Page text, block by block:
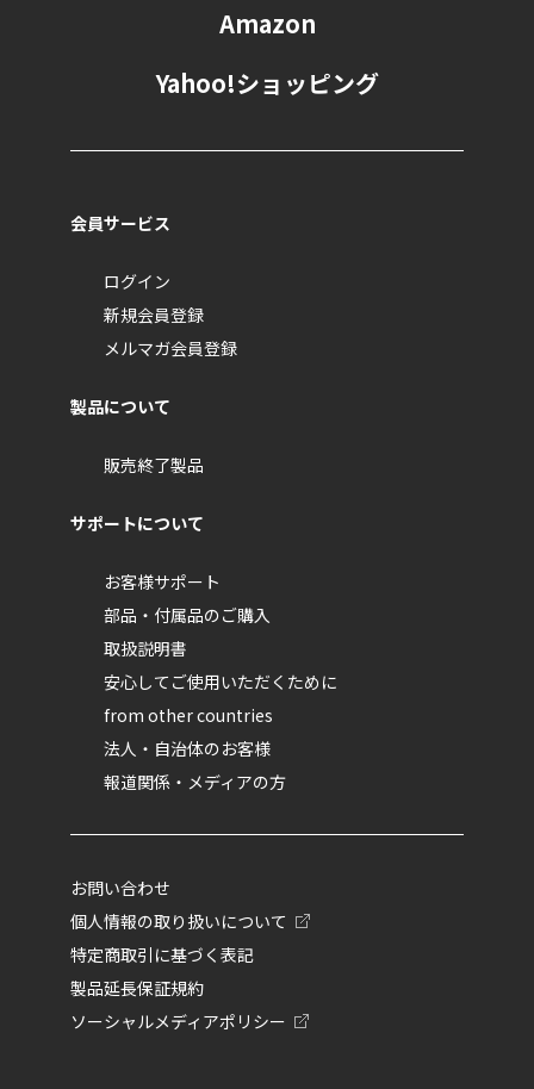
Amazon
Yahoo!ショッピング
会員サービス
ログイン
新規会員登録
メルマガ会員登録
製品について
販売終了製品
サポートについて
お客様サポート
部品・付属品のご購入
取扱説明書
安心してご使用いただくために
from other countries
法人・自治体のお客様
報道関係・メディアの方
お問い合わせ
個人情報の取り扱いについて
特定商取引に基づく表記
製品延長保証規約
ソーシャルメディアポリシー